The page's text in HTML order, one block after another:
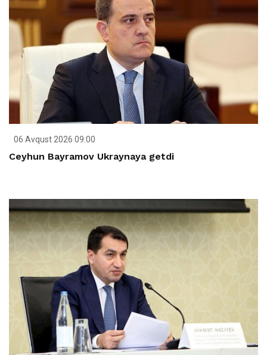
06 Avqust 2026 09:00
Ceyhun Bayramov Ukraynaya getdi